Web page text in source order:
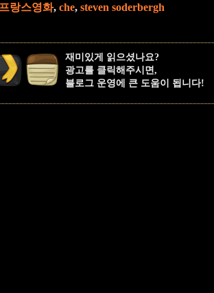
프랑스영화, che, steven soderbergh
재미있게 읽으셨나요?
광고를 클릭해주시면,
블로그 운영에 큰 도움이 됩니다!